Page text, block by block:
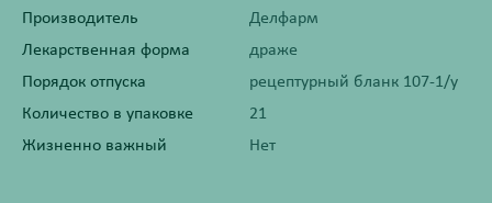
Производитель
Делфарм
Лекарственная форма
драже
Порядок отпуска
рецептурный бланк 107-1/у
Количество в упаковке
21
Жизненно важный
Нет